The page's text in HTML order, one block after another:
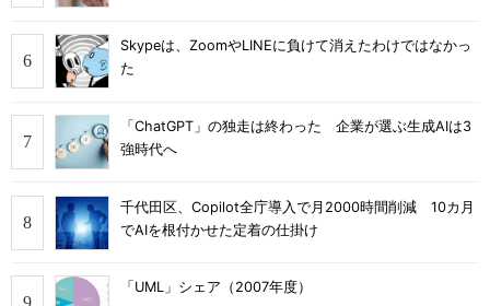
Skypeは、ZoomやLINEに負けて消えたわけではなかっ
た
「ChatGPT」の独走は終わった 企業が選ぶ生成AIは3
強時代へ
千代田区、Copilot全庁導入で月2000時間削減 10カ月
でAIを根付かせた定着の仕掛け
「UML」シェア（2007年度）